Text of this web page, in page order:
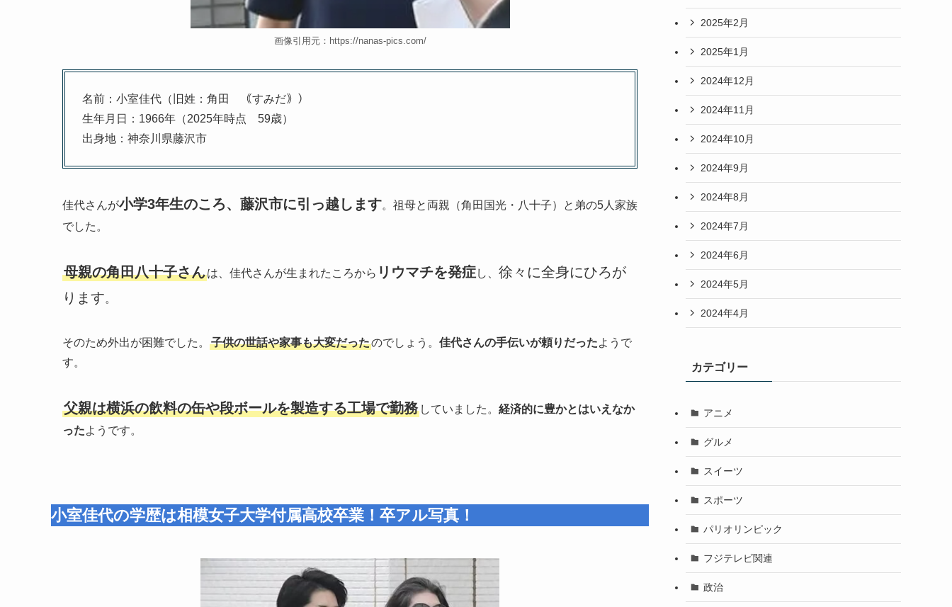
画像引用元：https://nanas-pics.com/
名前：小室佳代（旧姓：角田 ｟すみだ｠）
生年月日：1966年（2025年時点 59歳）
出身地：神奈川県藤沢市
佳代さんが小学3年生のころ、藤沢市に引っ越します。祖母と両親（角田国光・八十子）と弟の5人家族
でした。
母親の角田八十子さんは、佳代さんが生まれたころから リウマチを発症し、 徐々に全身にひろが
ります。
そのため外出が困難でした。 子供の世話や家事も大変だったのでしょう。 佳代さんの手伝いが頼りだったようで
す。
父親は横浜の飲料の缶や段ボールを製造する工場で勤務 していました。 経済的に豊かとはいえなか
ったようです。
小室佳代の学歴は相模女子大学付属高校卒業！卒アル写真！
2025年2月
2025年1月
2024年12月
2024年11月
2024年10月
2024年9月
2024年8月
2024年7月
2024年6月
2024年5月
2024年4月
カテゴリー
アニメ
グルメ
スイーツ
スポーツ
パリオリンピック
フジテレビ関連
政治